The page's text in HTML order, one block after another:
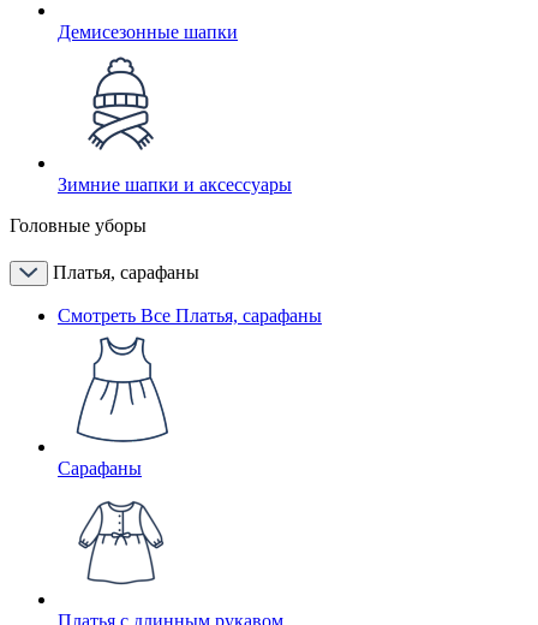
Демисезонные шапки
Зимние шапки и аксессуары
Головные уборы
Платья, сарафаны
Смотреть Все Платья, сарафаны
Сарафаны
Платья с длинным рукавом